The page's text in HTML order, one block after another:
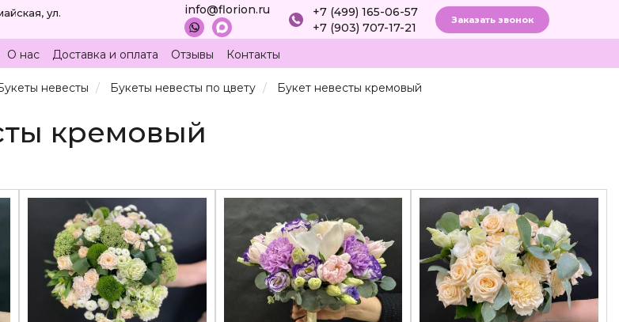
ул.
info@florion.ru
+7 (499) 165-06-57
+7 (903) 707-17-21
Заказать звонок
О нас Доставка и оплата Отзывы Контакты
невесты Букеты невесты по цвету Букет невесты кремовый
кремовый